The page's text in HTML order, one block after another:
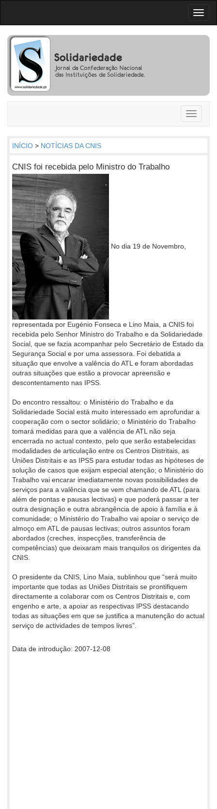
Toggle
INÍCIO > NOTÍCIAS DA CNIS
CNIS foi recebida pelo Ministro do Trabalho
No dia 19 de Novembro,
representada por Eugénio Fonseca e Lino Maia, a CNIS foi
recebida pelo Senhor Ministro do Trabalho e da Solidariedade
Social, que se fazia acompanhar pelo Secretário de Estado da
Segurança Social e por uma assessora. Foi debatida a
situação que envolve a valência do ATL e foram abordadas
outras situações que estão a provocar apreensão e
descontentamento nas IPSS.
Do encontro ressaltou: o Ministério do Trabalho e da
Solidariedade Social está muito interessado em aprofundar a
cooperação com o sector solidário; o Ministério do Trabalho
tomará medidas para que a valência de ATL não seja
encerrada no actual contexto, pelo que serão estabelecidas
modalidades de articulação entre os Centros Distritais, as
Uniões Distritais e as IPSS para estudar todas as hipóteses de
solução de casos que exijam especial atenção; o Ministério do
Trabalho vai encarar imediatamente novas possibilidades de
serviços para a valência que se vem chamando de ATL (para
além de pontas e pausas lectivas) e que poderá passar a ter
outra designação e outra abrangência de apoio à família e à
comunidade; o Ministério do Trabalho vai apoiar o serviço de
almoço em ATL de pausas lectivas; outros assuntos foram
abordados (creches, inspecções, transferência de
competências) que deixaram mais tranquilos os dirigentes da
CNIS.
O presidente da CNIS, Lino Maia, sublinhou que “será muito
importante que todas as Uniões Distritais se prontifiquem
directamente a colaborar com os Centros Distritais e, com
engenho e arte, a apoiar as respectivas IPSS destacando
todas as situações em que se justifica a manutenção do actual
serviço de actividades de tempos livres”.
Data de introdução: 2007-12-08